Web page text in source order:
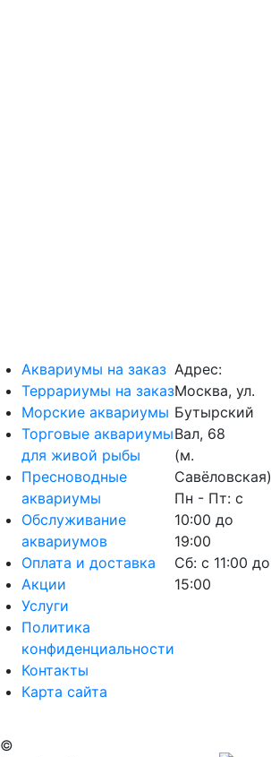
Аквариумы на заказ
Террариумы на заказ
Морские аквариумы
Торговые аквариумы
для живой рыбы
Пресноводные
аквариумы
Обслуживание
аквариумов
Оплата и доставка
Акции
Услуги
Политика
конфиденциальности
Контакты
Карта сайта
Адрес:
Москва, ул.
Бутырский
Вал, 68
(м.
Савёловская)
Пн - Пт: с
10:00 до
19:00
Сб: с 11:00 до
15:00
©